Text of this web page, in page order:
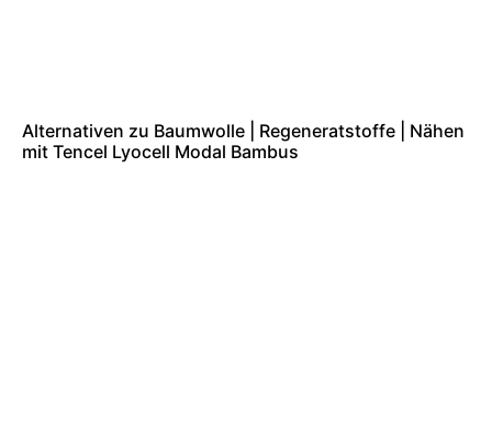
Alternativen zu Baumwolle | Regeneratstoffe | Nähen
mit Tencel Lyocell Modal Bambus